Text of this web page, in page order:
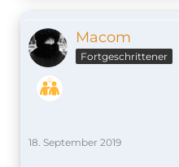
Macom
Fortgeschrittener
18. September 2019